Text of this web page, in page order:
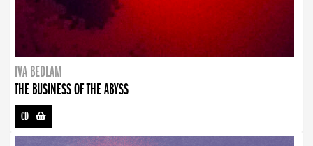
IVA BEDLAM
THE BUSINESS OF THE ABYSS
CD-